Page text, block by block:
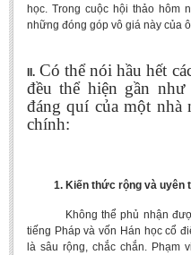
RESEARCH
Linguistics
Vietnamese Folk Culture
Foreign Literatures &
Theater and Film
Culture - History - Philosophy
học. Trong cuộc hội thảo hôm
những đóng góp vô giá này của
II. Có thể nói hầu hết
đều thể hiện gần
đáng quí của một nhà
chính:
1. Kiến thức rộng và uyên
Không thể phủ nhận được
tiếng Pháp và vốn Hán học cổ
là sâu rộng, chắc chắn. Phạm